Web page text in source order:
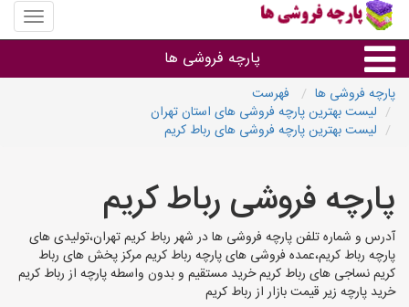
منوی
سایت
فروشی
پارچه فروشی ها
پارچه براساس جنس
پارچه فروشی های هر شهر
پارچه فروشی ها
فهرست
لیست بهترین پارچه فروشی های استان تهران
لیست بهترین پارچه فروشی های رباط کریم
پارچه فروشی رباط کریم
آدرس و شماره تلفن پارچه فروشی ها در شهر رباط کریم تهران،تولیدی های
پارچه رباط کریم،عمده فروشی های پارچه رباط کریم مرکز پخش های رباط
کریم نساجی های رباط کریم خرید مستقیم و بدون واسطه پارچه از رباط کریم
خرید پارچه زیر قیمت بازار از رباط کریم